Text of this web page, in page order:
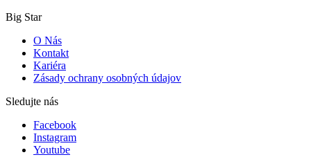
Big Star
O Nás
Kontakt
Kariéra
Zásady ochrany osobných údajov
Sledujte nás
Facebook
Instagram
Youtube